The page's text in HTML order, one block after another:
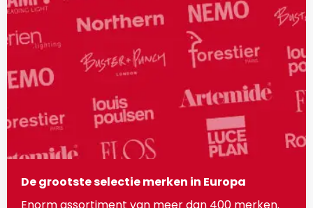
De grootste selectie merken in Europa